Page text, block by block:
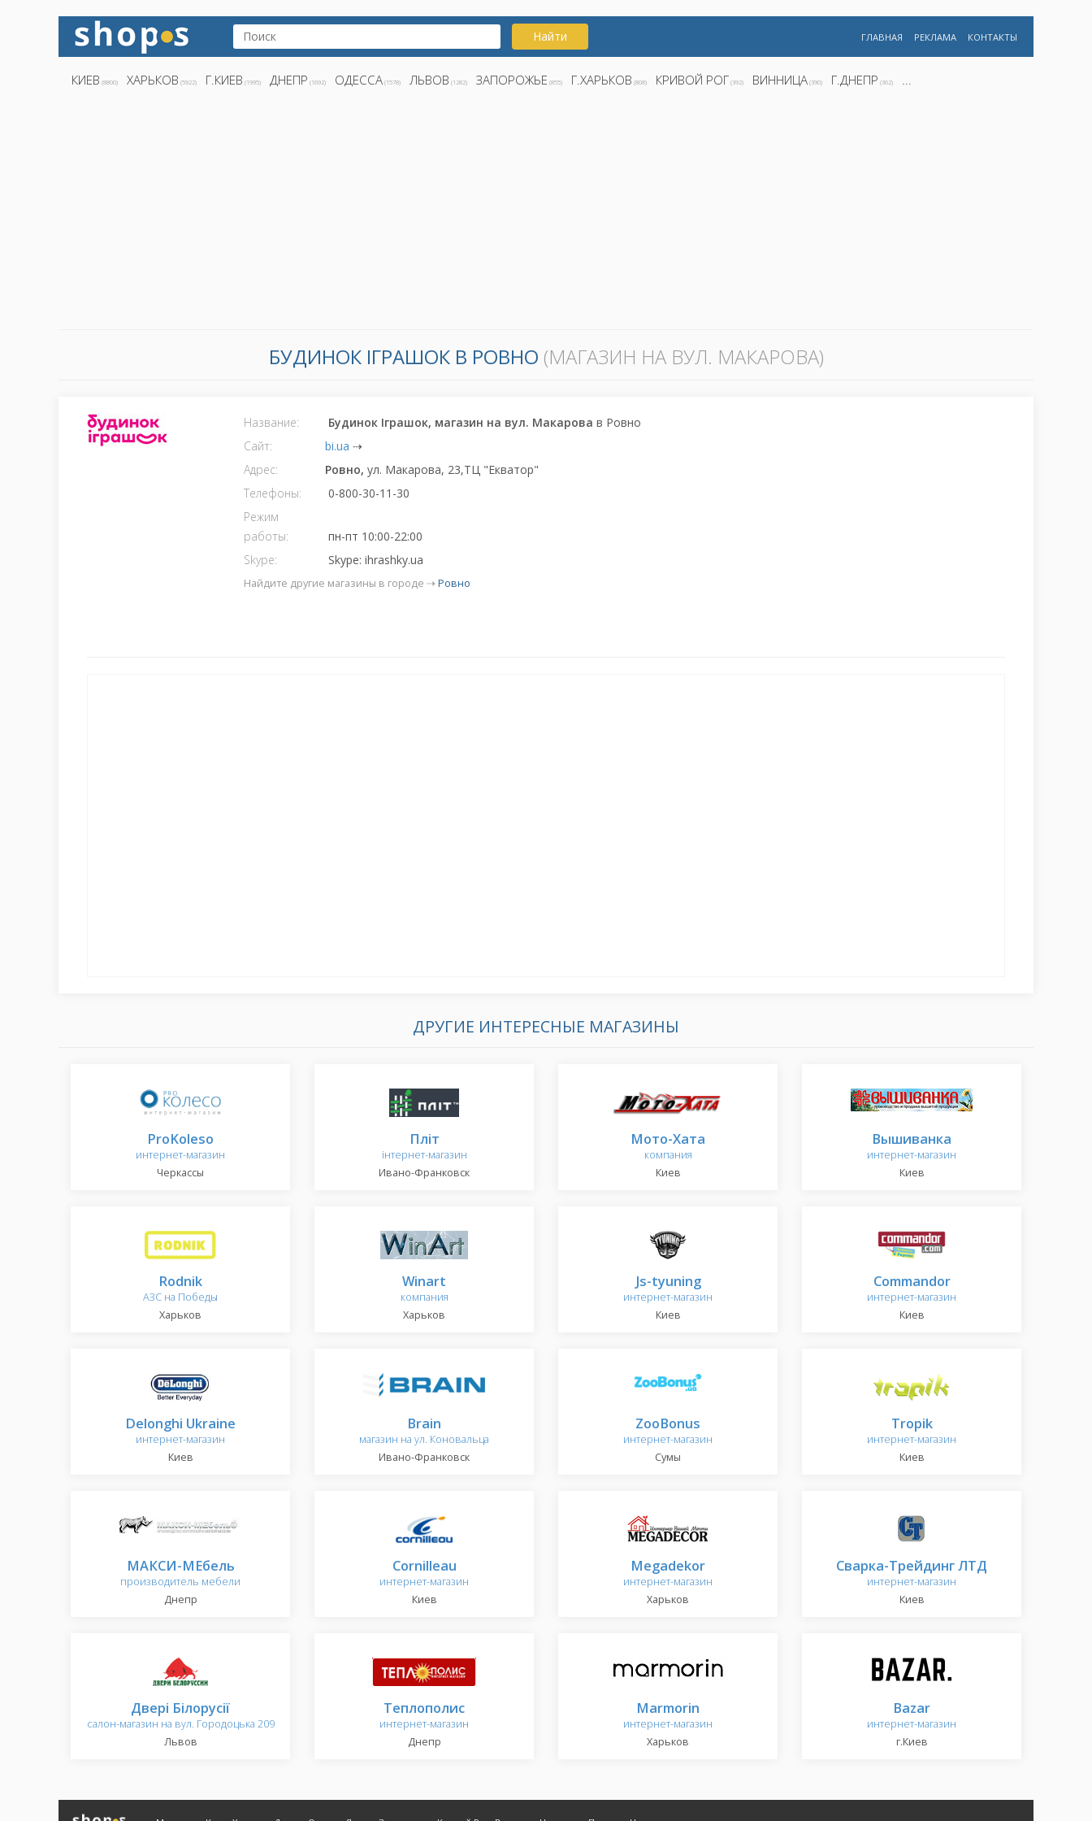
Найти ГЛАВНАЯ РЕКЛАМА КОНТАКТЫ
КИЕВ (8800) ХАРЬКОВ (5922) Г.КИЕВ (1995) ДНЕПР (1692) ОДЕССА (1578) ЛЬВОВ (1282) ЗАПОРОЖЬЕ (855) Г.ХАРЬКОВ (808) КРИВОЙ РОГ (392) ВИННИЦА (390) Г.ДНЕПР (362) ...
БУДИНОК ІГРАШОК В РОВНО (МАГАЗИН НА ВУЛ. МАКАРОВА)
Название: Будинок Іграшок, магазин на вул. Макарова в Ровно
Сайт:
bi.ua ⇢
Адрес:
Ровно,ул. Макарова, 23,ТЦ "Екватор"
Телефоны:
0-800-30-11-30
Режим
работы:
пн-пт 10:00-22:00
Skype:
Skype: ihrashky.ua
Найдите другие магазины в городе ⇢Ровно
ДРУГИЕ ИНТЕРЕСНЫЕ МАГАЗИНЫ
ProKoleso
интернет-магазин
Черкассы
Пліт
інтернет-магазин
Ивано-Франковск
Мото-Хата
компания
Киев
Вышиванка
интернет-магазин
Киев
Rodnik
АЗС на Победы
Харьков
Winart
компания
Харьков
Js-tyuning
интернет-магазин
Киев
Commandor
интернет-магазин
Киев
Delonghi Ukraine
интернет-магазин
Киев
Brain
магазин на ул. Коновальца
Ивано-Франковск
ZooBonus
интернет-магазин
Сумы
Tropik
интернет-магазин
Киев
МАКСИ-МЕбель
производитель мебели
Днепр
Cornilleau
интернет-магазин
Киев
Megadekor
интернет-магазин
Харьков
Сварка-Трейдинг ЛТД
интернет-магазин
Киев
Двері Білорусії
салон-магазин на вул. Городоцька 209
Львов
Теплополис
интернет-магазин
Днепр
Marmorin
интернет-магазин
Харьков
Bazar
интернет-магазин
г.Киев